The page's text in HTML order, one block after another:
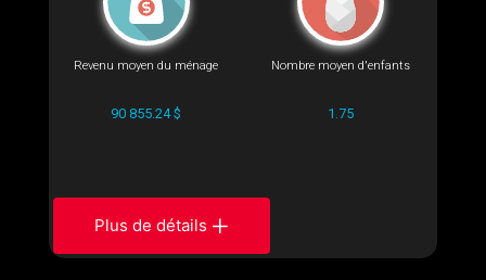
Revenu moyen du ménage
90 855.24 $
Nombre moyen d'enfants
1.75
Plus de détails